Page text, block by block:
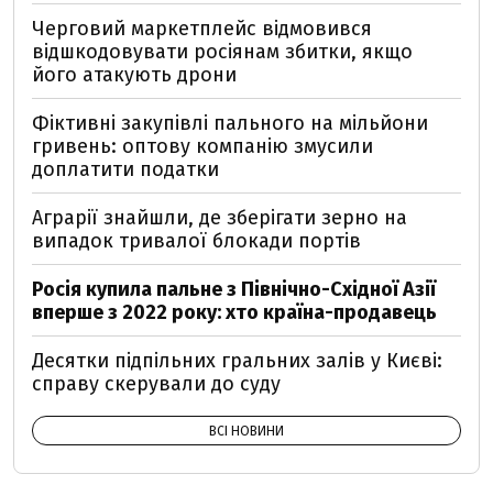
Черговий маркетплейс відмовився
відшкодовувати росіянам збитки, якщо
його атакують дрони
Фіктивні закупівлі пального на мільйони
гривень: оптову компанію змусили
доплатити податки
Аграрії знайшли, де зберігати зерно на
випадок тривалої блокади портів
Росія купила пальне з Північно-Східної Азії
вперше з 2022 року: хто країна-продавець
Десятки підпільних гральних залів у Києві:
справу скерували до суду
ВСІ НОВИНИ